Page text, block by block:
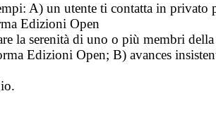
A) un utente ti contatta in privato
Edizioni Open
la serenità di uno o più membri
Edizioni Open; B) avances